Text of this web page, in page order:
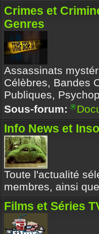
Crimes et
Genres
Assassinats
Célèbres, Bandes
Publiques,
Sous-forum:
Info News et
Toute l'actualité
membres, ainsi
Films et Séries